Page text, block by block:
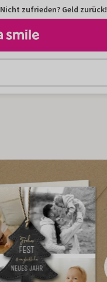
Nicht zufrieden? Geld zurück!